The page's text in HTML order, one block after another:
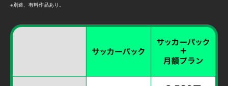
※別途、有料作品あり。